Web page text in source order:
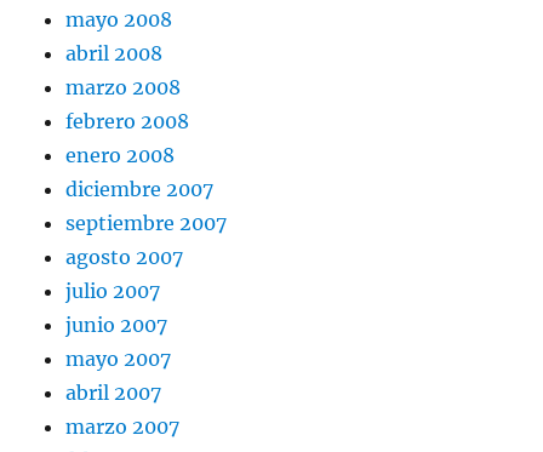
mayo 2008
abril 2008
marzo 2008
febrero 2008
enero 2008
diciembre 2007
septiembre 2007
agosto 2007
julio 2007
junio 2007
mayo 2007
abril 2007
marzo 2007